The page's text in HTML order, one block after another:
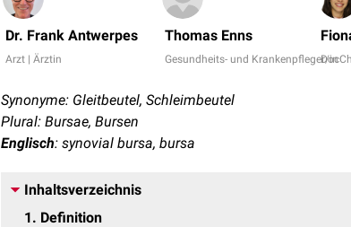
Dr. Frank Antwerpes
Arzt | Ärztin
Thomas Enns
Gesundheits- und Krankenpfleger/in
Synonyme: Gleitbeutel, Schleimbeutel
Plural: Bursae, Bursen
Englisch: synovial bursa, bursa
Inhaltsverzeichnis
1
Definition